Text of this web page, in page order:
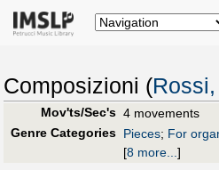
Composizioni (
Mov'ts/Sec's 4 movements
Genre Categories Pieces; For
[8 more...]